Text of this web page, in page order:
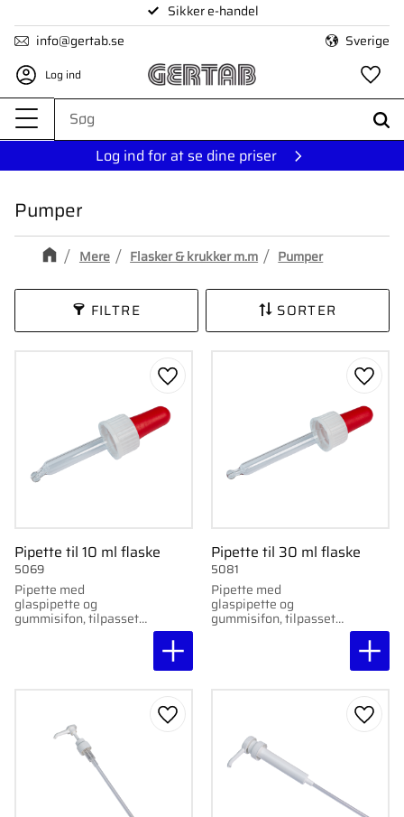
Menu
Sikker e-handel
info@gertab.se
Sverige
Log ind
Log ind for at se dine priser
Pumper
Mere Flasker & krukker m.m Pumper
FILTRE SORTER
Pipette til 10 ml flaske
Pipette med
glaspipette og
gummisifon, tilpasset
til 10 ml flasker.
5069
Gem som favorit
Pipette til 30 ml flaske
Pipette med
glaspipette og
gummisifon, tilpasset
30 ml flasker.
5081
Gem
Gem som favorit Gem